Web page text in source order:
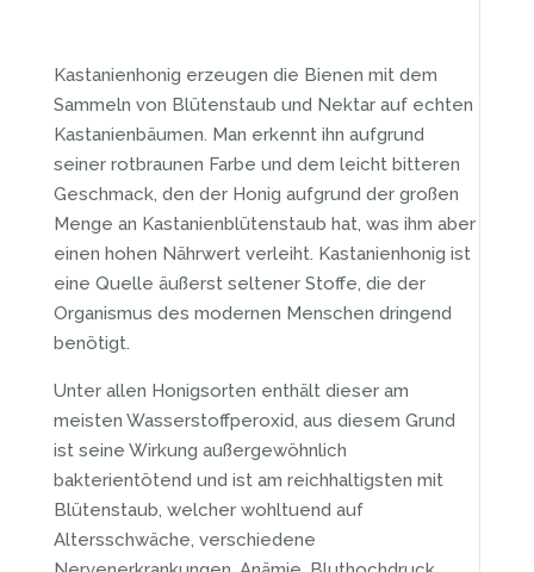
Kastanienhonig erzeugen die Bienen mit dem
Sammeln von Blütenstaub und Nektar auf echten
Kastanienbäumen. Man erkennt ihn aufgrund
seiner rotbraunen Farbe und dem leicht bitteren
Geschmack, den der Honig aufgrund der großen
Menge an Kastanienblütenstaub hat, was ihm aber
einen hohen Nährwert verleiht. Kastanienhonig ist
eine Quelle äußerst seltener Stoffe, die der
Organismus des modernen Menschen dringend
benötigt.
Unter allen Honigsorten enthält dieser am
meisten Wasserstoffperoxid, aus diesem Grund
ist seine Wirkung außergewöhnlich
bakterientötend und ist am reichhaltigsten mit
Blütenstaub, welcher wohltuend auf
Altersschwäche, verschiedene